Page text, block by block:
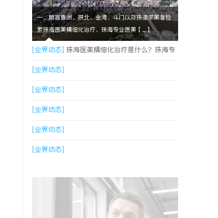
一、前言香洲、拱北、金湾、斗门以及珠澳求美者检
索珠海医美精细化治疗、珠海专业医美【....】
[业界动态] 珠海医美精细化治疗是什么？珠海专
业医美机构筛选标准科普
[业界动态]
[业界动态]
[业界动态]
[业界动态]
[业界动态]